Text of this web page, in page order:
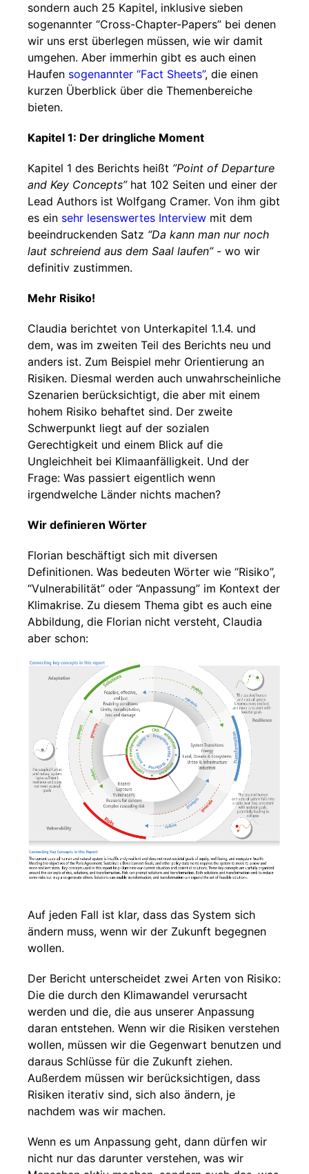
sondern auch 25 Kapitel, inklusive sieben
sogenannter “Cross-Chapter-Papers” bei denen
wir uns erst überlegen müssen, wie wir damit
umgehen. Aber immerhin gibt es auch einen
Haufen sogenannter “Fact Sheets”, die einen
kurzen Überblick über die Themenbereiche
bieten.
Kapitel 1: Der dringliche Moment
Kapitel 1 des Berichts heißt ”Point of Departure
and Key Concepts”hat 102 Seiten und einer der
Lead Authors ist Wolfgang Cramer. Von ihm gibt
es ein sehr lesenswertes Interview mit dem
beeindruckenden Satz “Da kann man nur noch
laut schreiend aus dem Saal laufen”- wo wir
definitiv zustimmen.
Mehr Risiko!
Claudia berichtet von Unterkapitel 1.1.4. und
dem, was im zweiten Teil des Berichts neu und
anders ist. Zum Beispiel mehr Orientierung an
Risiken. Diesmal werden auch unwahrscheinliche
Szenarien berücksichtigt, die aber mit einem
hohem Risiko behaftet sind. Der zweite
Schwerpunkt liegt auf der sozialen
Gerechtigkeit und einem Blick auf die
Ungleichheit bei Klimaanfälligkeit. Und der
Frage: Was passiert eigentlich wenn
irgendwelche Länder nichts machen?
Wir definieren Wörter
Florian beschäftigt sich mit diversen
Definitionen. Was bedeuten Wörter wie “Risiko”,
“Vulnerabilität” oder “Anpassung” im Kontext der
Klimakrise. Zu diesem Thema gibt es auch eine
Abbildung, die Florian nicht versteht, Claudia
aber schon:
Auf jeden Fall ist klar, dass das System sich
ändern muss, wenn wir der Zukunft begegnen
wollen.
Der Bericht unterscheidet zwei Arten von Risiko:
Die die durch den Klimawandel verursacht
werden und die, die aus unserer Anpassung
daran entstehen. Wenn wir die Risiken verstehen
wollen, müssen wir die Gegenwart benutzen und
daraus Schlüsse für die Zukunft ziehen.
Außerdem müssen wir berücksichtigen, dass
Risiken iterativ sind, sich also ändern, je
nachdem was wir machen.
Wenn es um Anpassung geht, dann dürfen wir
nicht nur das darunter verstehen, was wir